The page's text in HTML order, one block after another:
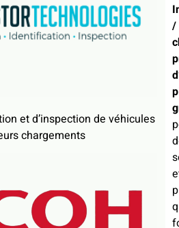
et d’inspection de véhicules
chargements
/